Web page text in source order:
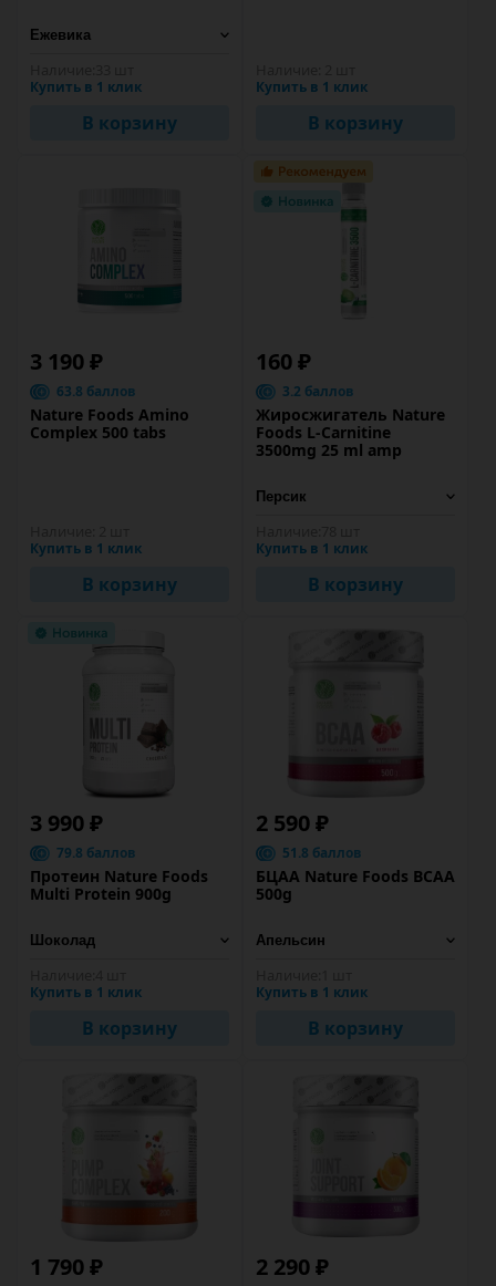
Купить в 1 клик
В корзину
Купить в 1 клик
В корзину
3 190 ₽
63.8 баллов
Nature Foods Amino
Complex 500 tabs
Купить в 1 клик
В корзину
160 ₽
3.2 баллов
Жиросжигатель Nature
Foods L-Carnitine
3500mg 25 ml amp
Купить в 1 клик
В корзину
3 990 ₽
79.8 баллов
Протеин Nature Foods
Multi Protein 900g
Купить в 1 клик
В корзину
2 590 ₽
51.8 баллов
БЦАА Nature Foods BCAA
500g
Купить в 1 клик
В корзину
1 790 ₽ 2 290 ₽